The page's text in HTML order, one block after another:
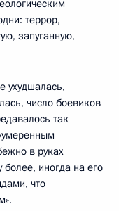
террор,
запуганную,
ухудшалась,
число боевиков
так
в руках
более, иногда на его
что